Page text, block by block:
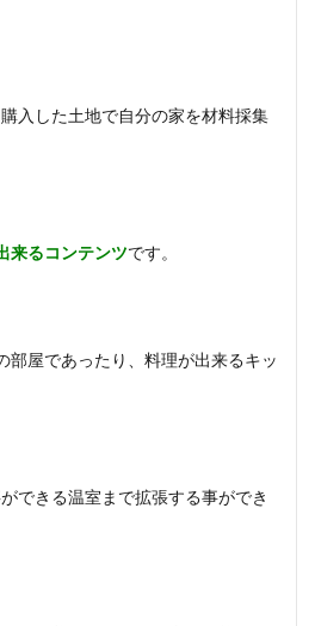
入した土地で自分の家を材料採集
来るコンテンツです。
部屋であったり、料理が出来るキッ
できる温室まで拡張する事ができ